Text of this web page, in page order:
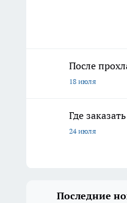
После
18 июля
Где
24 июля
Последние